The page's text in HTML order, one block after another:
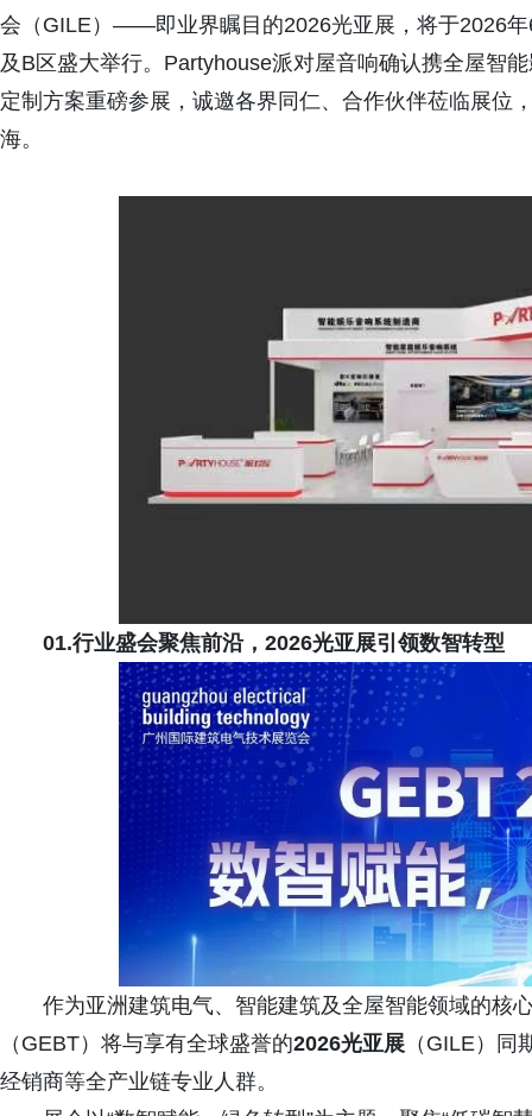
会（GILE）——即业界瞩目的2026光亚展，将于2026
及B区盛大举行。Partyhouse派对屋音响确认携全屋智
定制方案重磅参展，诚邀各界同仁、合作伙伴莅临展位
海。
01.行业盛会聚焦前沿，2026光亚展引领数智转型
作为亚洲建筑电气、智能建筑及全屋智能领域的核
（GEBT）将与享有全球盛誉的2026光亚展 （GILE）
经销商等全产业链专业人群。